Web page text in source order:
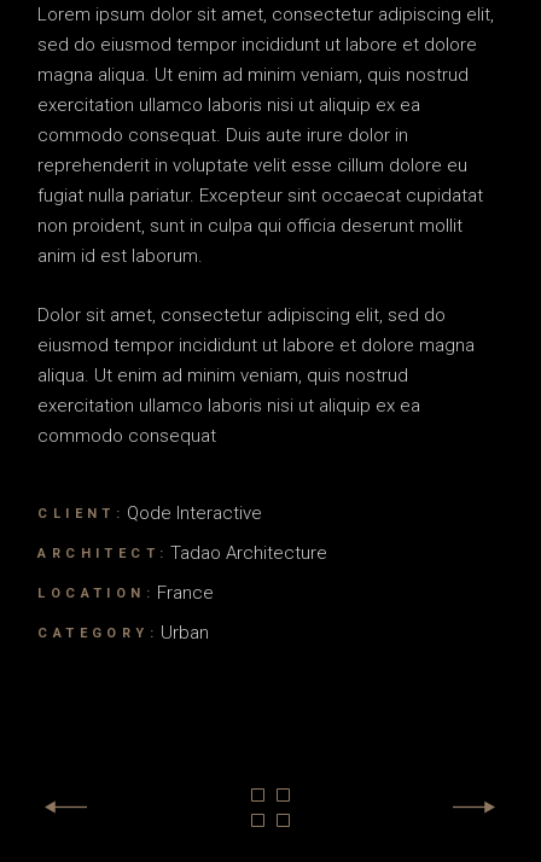
Lorem ipsum dolor sit amet, consectetur adipiscing elit,
sed do eiusmod tempor incididunt ut labore et dolore
magna aliqua. Ut enim ad minim veniam, quis nostrud
exercitation ullamco laboris nisi ut aliquip ex ea
commodo consequat. Duis aute irure dolor in
reprehenderit in voluptate velit esse cillum dolore eu
fugiat nulla pariatur. Excepteur sint occaecat cupidatat
non proident, sunt in culpa qui officia deserunt mollit
anim id est laborum.
Dolor sit amet, consectetur adipiscing elit, sed do
eiusmod tempor incididunt ut labore et dolore magna
aliqua. Ut enim ad minim veniam, quis nostrud
exercitation ullamco laboris nisi ut aliquip ex ea
commodo consequat
CLIENT: Qode Interactive
ARCHITECT: Tadao Architecture
LOCATION: France
CATEGORY: Urban